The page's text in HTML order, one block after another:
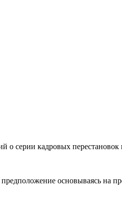
о серии кадровых перестановок
основываясь на